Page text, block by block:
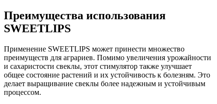
Преимущества использования
SWEETLIPS
Применение SWEETLIPS может принести множество
преимуществ для аграриев. Помимо увеличения урожайности
и сахаристости свеклы, этот стимулятор также улучшает
общее состояние растений и их устойчивость к болезням. Это
делает выращивание свеклы более надежным и устойчивым
процессом.